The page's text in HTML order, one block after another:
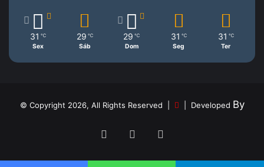
31 ℃
Sex
29 ℃
Sáb
29 ℃
Dom
31 ℃
Seg
31 ℃
Ter
© Copyright 2026, All Rights Reserved | | Developed By
FacebookYouTube